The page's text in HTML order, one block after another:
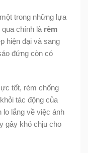
trong những lựa
chính là rèm
hiện đại và sang
đứng còn có
tốt, rèm chống
tác động của
lo lắng về việc ánh
gây khó chịu cho